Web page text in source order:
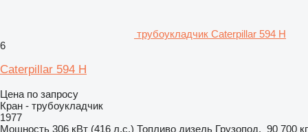
трубоукладчик Caterpillar 594 H
6
Caterpillar 594 H
Цена по запросу
Кран - трубоукладчик
1977
Мощность 306 кВт (416 л.с.) Топливо дизель Грузопод. 90 700 кг